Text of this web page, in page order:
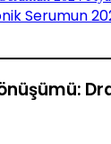
Serumun